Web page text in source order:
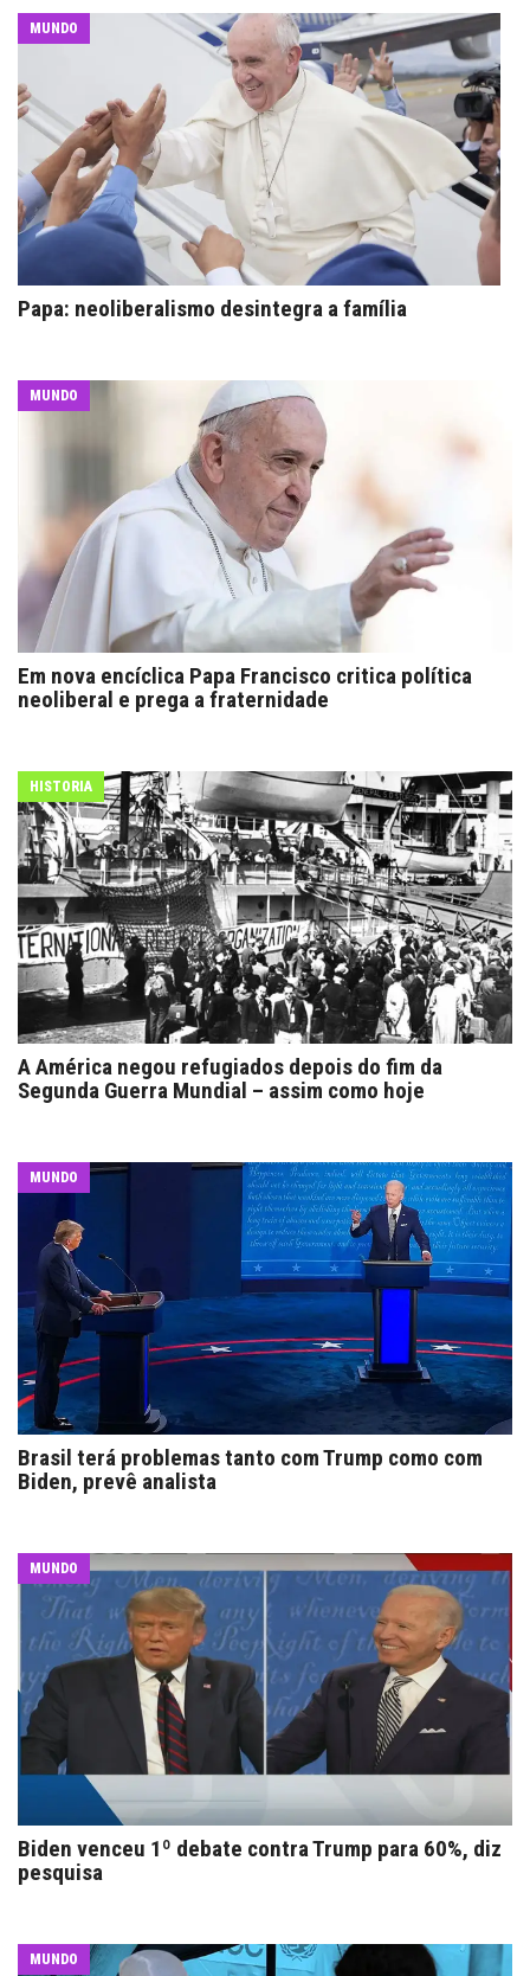
MUNDO
Papa: neoliberalismo desintegra a família
MUNDO
Em nova encíclica Papa Francisco critica política
neoliberal e prega a fraternidade
HISTORIA
A América negou refugiados depois do fim da
Segunda Guerra Mundial – assim como hoje
MUNDO
Brasil terá problemas tanto com Trump como com
Biden, prevê analista
MUNDO
Biden venceu 1º debate contra Trump para 60%, diz
pesquisa
MUNDO